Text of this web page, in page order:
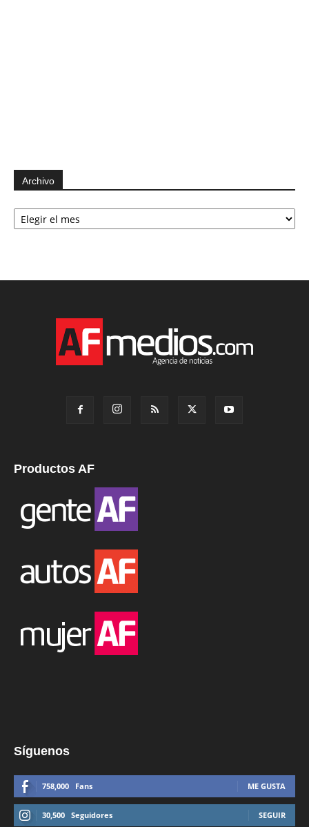
Archivo
Archivo
Productos AF
Síguenos
758,000 Fans ME GUSTA
30,500 Seguidores SEGUIR